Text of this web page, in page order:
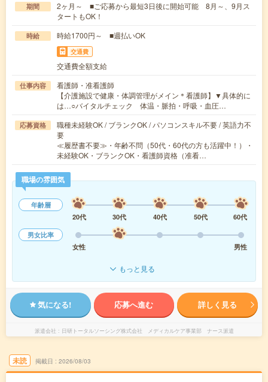
期間
2ヶ月～ ■ご応募から最短3日後に開始可能 8月～、9月ス
タートもOK！
時給 時給1700円～ ■週払いOK
交通費
交通費全額支給
仕事内容
看護師・准看護師
【介護施設で健康・体調管理がメイン＊看護師】▼具体的に
は…○バイタルチェック 体温・脈拍・呼吸・血圧…
応募資格
職種未経験OK / ブランクOK / パソコンスキル不要 / 英語力不
要
≪履歴書不要≫・年齢不問（50代・60代の方も活躍中！）・
未経験OK・ブランクOK・看護師資格（准看…
職場の雰囲気
年齢層
20代
30代 40代 50代
60代
男女比率
女性
男性
もっと見る
気になる! 応募へ進む 詳しく見る
派遣会社 日研トータルソーシング株式会社 メディカルケア事業部 ナース派遣
未読 掲載日 2026/08/03